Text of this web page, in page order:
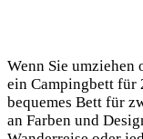
Wenn Sie umziehen
ein Campingbett für
bequemes Bett für
an Farben und